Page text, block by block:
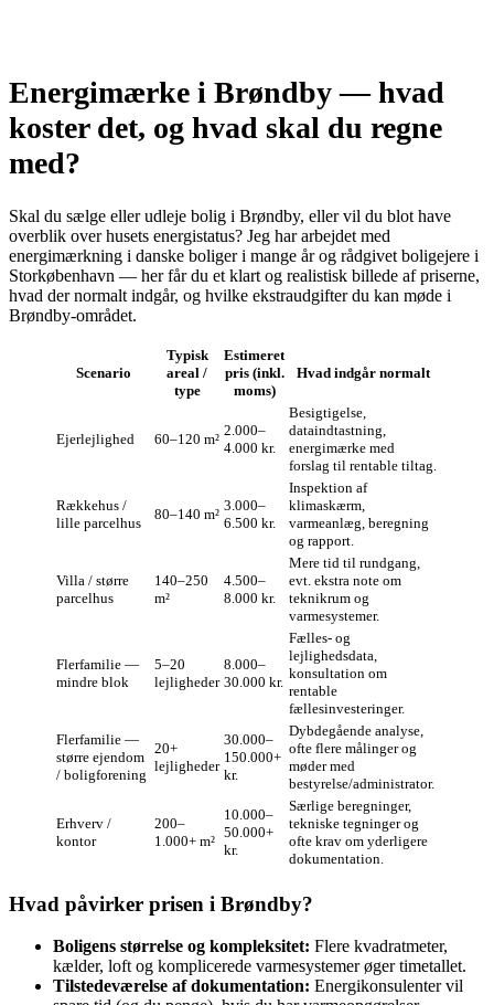
Energimærke i Brøndby — hvad
koster det, og hvad skal du regne
med?
Skal du sælge eller udleje bolig i Brøndby, eller vil du blot have
overblik over husets energistatus? Jeg har arbejdet med
energimærkning i danske boliger i mange år og rådgivet boligejere i
Storkøbenhavn — her får du et klart og realistisk billede af priserne,
hvad der normalt indgår, og hvilke ekstraudgifter du kan møde i
Brøndby-området.
Scenario
Typisk
areal /
type
Estimeret
pris (inkl.
moms)
Hvad indgår normalt
Ejerlejlighed 60–120 m²
2.000–
4.000 kr.
Besigtigelse,
dataindtastning,
energimærke med
forslag til rentable tiltag.
Rækkehus /
lille parcelhus
80–140 m²
3.000–
6.500 kr.
Inspektion af
klimaskærm,
varmeanlæg, beregning
og rapport.
Villa / større
parcelhus
140–250
m²
4.500–
8.000 kr.
Mere tid til rundgang,
evt. ekstra note om
teknikrum og
varmesystemer.
Flerfamilie —
mindre blok
5–20
lejligheder
8.000–
30.000 kr.
Fælles- og
lejlighedsdata,
konsultation om
rentable
fællesinvesteringer.
Flerfamilie —
større ejendom
/ boligforening
20+
lejligheder
30.000–
150.000+
kr.
Dybdegående analyse,
ofte flere målinger og
møder med
bestyrelse/administrator.
Erhverv /
kontor
200–
1.000+ m²
10.000–
50.000+
kr.
Særlige beregninger,
tekniske tegninger og
ofte krav om yderligere
dokumentation.
Hvad påvirker prisen i Brøndby?
Boligens størrelse og kompleksitet: Flere kvadratmeter,
kælder, loft og komplicerede varmesystemer øger timetallet.
Tilstedeværelse af dokumentation: Energikonsulenter vil